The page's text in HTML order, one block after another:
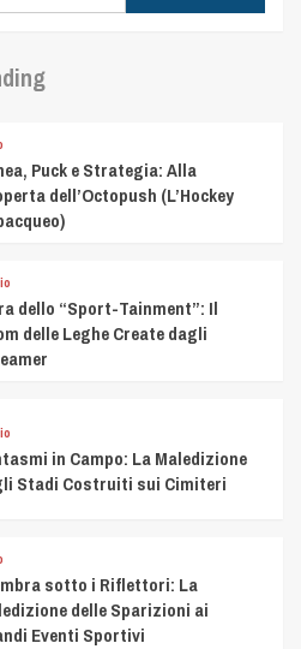
Puck e Strategia: Alla
dell’Octopush (L’Hockey
dello “Sport-Tainment”: Il
delle Leghe Create dagli
in Campo: La Maledizione
Stadi Costruiti sui Cimiteri
sotto i Riflettori: La
delle Sparizioni ai
Eventi Sportivi